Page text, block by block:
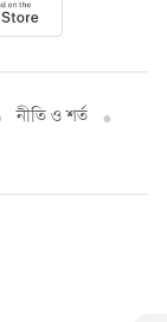
নীতি ও শর্ত